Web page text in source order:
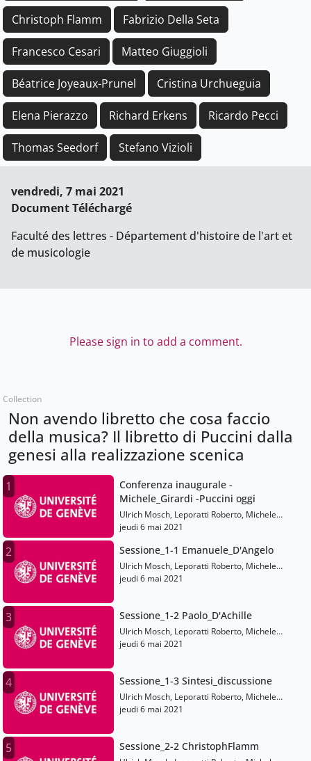
Christoph Flamm Fabrizio Della Seta
Francesco Cesari Matteo Giuggioli
Béatrice Joyeaux-Prunel Cristina Urchueguia
Elena Pierazzo Richard Erkens Ricardo Pecci
Thomas Seedorf Stefano Vizioli
vendredi, 7 mai 2021
Document Téléchargé
Faculté des lettres - Département d'histoire de l'art et
de musicologie
Please sign in to add a comment.
Collection
Non avendo libretto che cosa faccio
della musica? Il libretto di Puccini dalla
genesi alla realizzazione scenica
1
Conferenza inaugurale -
Michele_Girardi -Puccini oggi
Ulrich Mosch, Leporatti Roberto, Michele
Girardi, Alessandro Roccatagliati, Emanuele
Ravenni, Andrea Palandri, Christoph Flamm,
Fabrizio Della Seta, Francesco Cesari, Matteo
Giuggioli, Béatrice Joyeaux-Prunel, Cristina
jeudi 6 mai 2021
2 Sessione_1-1 Emanuele_D'Angelo
Ulrich Mosch, Leporatti Roberto, Michele
Girardi, Alessandro Roccatagliati, Emanuele
Fabrizio Della Seta, Francesco Cesari, Matteo
Giuggioli, Béatrice Joyeaux-Prunel, Cristina
Urchueguia, Elena Pierazzo, Richard Erkens,
jeudi 6 mai 2021
3 Sessione_1-2 Paolo_D'Achille
Ulrich Mosch, Leporatti Roberto, Michele
Girardi, Alessandro Roccatagliati, Emanuele
Fabrizio Della Seta, Francesco Cesari, Matteo
Giuggioli, Béatrice Joyeaux-Prunel, Cristina
Urchueguia, Elena Pierazzo, Richard Erkens,
jeudi 6 mai 2021
4 Sessione_1-3 Sintesi_discussione
Ulrich Mosch, Leporatti Roberto, Michele
Girardi, Alessandro Roccatagliati, Emanuele
Fabrizio Della Seta, Francesco Cesari, Matteo
jeudi 6 mai 2021
5 Sessione_2-2 ChristophFlamm